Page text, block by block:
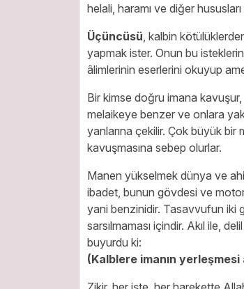
helali, haramı ve diğer
Üçüncüsü, kalbin
yapmak ister. Onun bu
âlimlerinin eserlerini okuyup
Bir kimse doğru imana
melaikeye benzer ve onlara
yanlarına çekilir. Çok büyük bir
kavuşmasına sebep olurlar.
Manen yükselmek dünya ve
ibadet, bunun gövdesi ve
yani benzinidir. Tasavvufun iki
sarsılmaması içindir. Akıl ile,
buyurdu ki:
(Kalblere imanın